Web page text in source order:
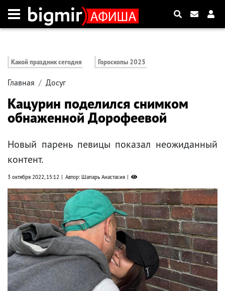
Какой праздник сегодня Гороскопы 2025
Главная Досуг
Кацурин поделился снимком
обнаженной Дорофеевой
Новый парень певицы показал неожиданный
контент.
3 октября 2022, 15:12 Автор: Шапарь Анастасия